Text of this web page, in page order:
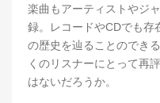
楽曲もアーティストやジ
録。レコードやCDでも存
の歴史を辿ることのでき
くのリスナーにとって再
はないだろうか。